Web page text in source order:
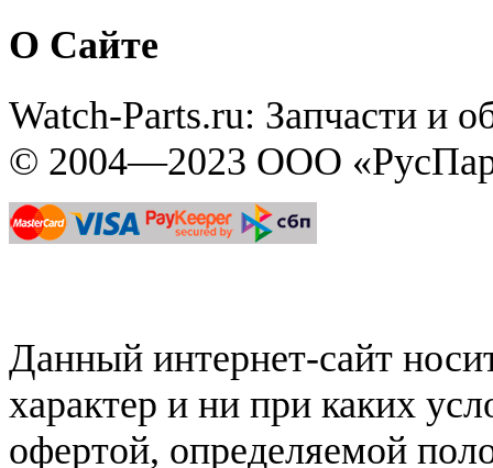
О Сайте
Watch-Parts.ru: Запчасти и
© 2004—2023 ООО
Данный интернет-сайт
характер и ни при каких
офертой, определяемой